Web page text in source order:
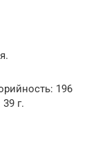
196
г.